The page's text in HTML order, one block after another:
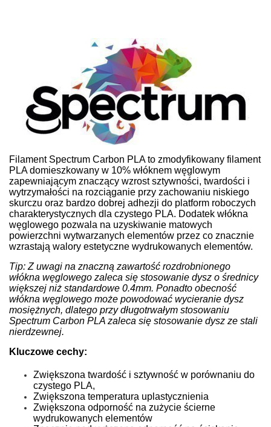
Filament Spectrum Carbon PLA to zmodyfikowany filament
PLA domieszkowany w 10% włóknem węglowym
zapewniającym znaczący wzrost sztywności, twardości i
wytrzymałości na rozciąganie przy zachowaniu niskiego
skurczu oraz bardzo dobrej adhezji do platform roboczych
charakterystycznych dla czystego PLA. Dodatek włókna
węglowego pozwala na uzyskiwanie matowych
powierzchni wytwarzanych elementów przez co znacznie
wzrastają walory estetyczne wydrukowanych elementów.
Tip: Z uwagi na znaczną zawartość rozdrobnionego
włókna węglowego zaleca się stosowanie dysz o średnicy
większej niż standardowe 0.4mm. Ponadto obecność
włókna węglowego może powodować wycieranie dysz
mosiężnych, dlatego przy długotrwałym stosowaniu
Spectrum Carbon PLA zaleca się stosowanie dysz ze stali
nierdzewnej.
Kluczowe cechy:
Zwiększona twardość i sztywność w porównaniu do
czystego PLA,
Zwiększona temperatura uplastycznienia
Zwiększona odporność na zużycie ścierne
wydrukowanych elementów